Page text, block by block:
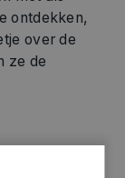
ontdekken,
over de
ze de